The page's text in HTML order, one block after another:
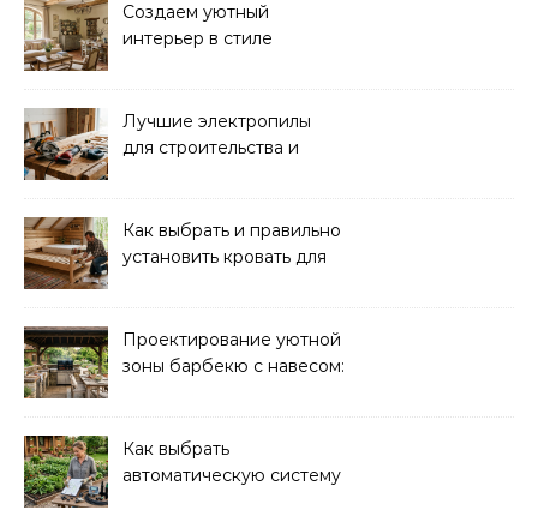
Создаем уютный
интерьер в стиле
Лучшие электропилы
для строительства и
Как выбрать и правильно
установить кровать для
Проектирование уютной
зоны барбекю с навесом:
Как выбрать
автоматическую систему